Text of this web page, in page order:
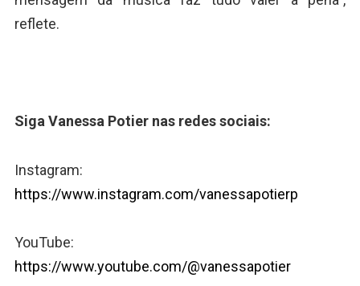
reflete.
Siga Vanessa Potier nas redes sociais:
Instagram:
https://www.instagram.com/vanessapotierp
YouTube:
https://www.youtube.com/@vanessapotier